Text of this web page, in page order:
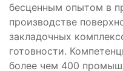
бесценным опытом в
производстве
закладочных
готовности.
более чем 400